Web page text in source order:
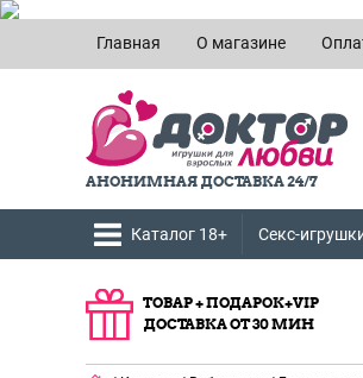
Главная О магазине
АНОНИМНАЯ ДОСТАВКА 24/7
Каталог 18+ Секс-
ТОВАР + ПОДАРОК+VIP
ДОСТАВКА ОТ 30 МИН